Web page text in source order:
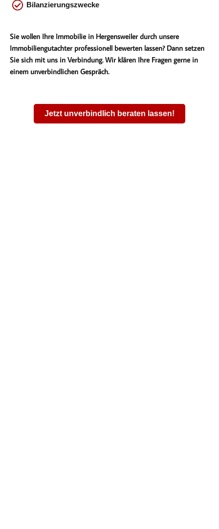
Bilanzierungszwecke
Sie wollen Ihre Immobilie in Hergensweiler durch unsere
Immobiliengutachter professionell bewerten lassen? Dann setzen
Sie sich mit uns in Verbindung. Wir klären Ihre Fragen gerne in
einem unverbindlichen Gespräch.
Jetzt unverbindlich beraten lassen!